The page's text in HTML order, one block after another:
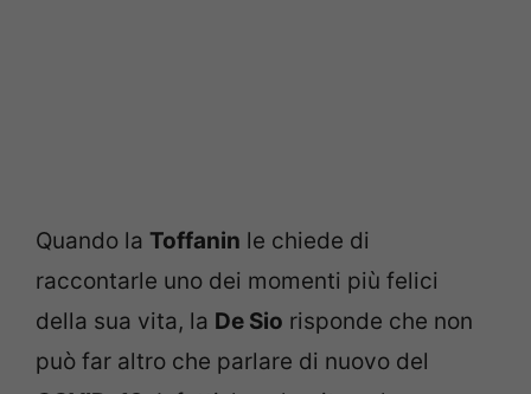
Quando la Toffanin le chiede di
raccontarle uno dei momenti più felici
della sua vita, la De Sio risponde che non
può far altro che parlare di nuovo del